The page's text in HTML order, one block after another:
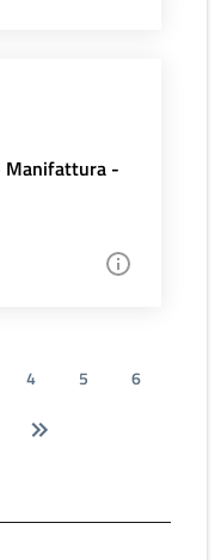
Manifattura -
4 5
6